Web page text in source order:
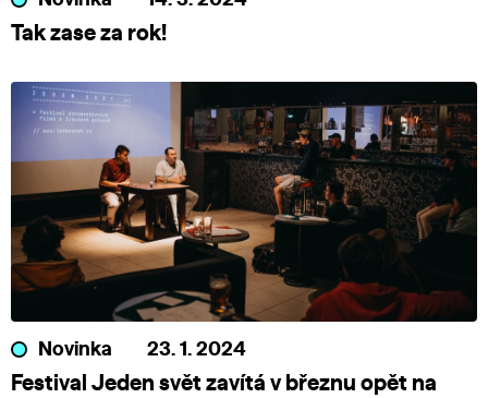
Tak zase za rok!
Novinka 23. 1. 2024
Festival Jeden svět zavítá v březnu opět na